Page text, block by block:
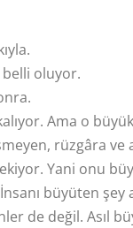
belli oluyor.
Ama o
rüzgâra
Yani onu
büyüten şey
de değil. Asıl